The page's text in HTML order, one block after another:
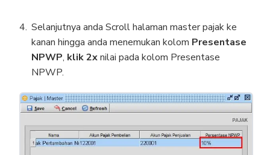
Selanjutnya anda Scroll halaman master pajak ke
kanan hingga anda menemukan kolom Presentase
NPWP, klik 2xnilai pada kolom Presentase
NPWP.